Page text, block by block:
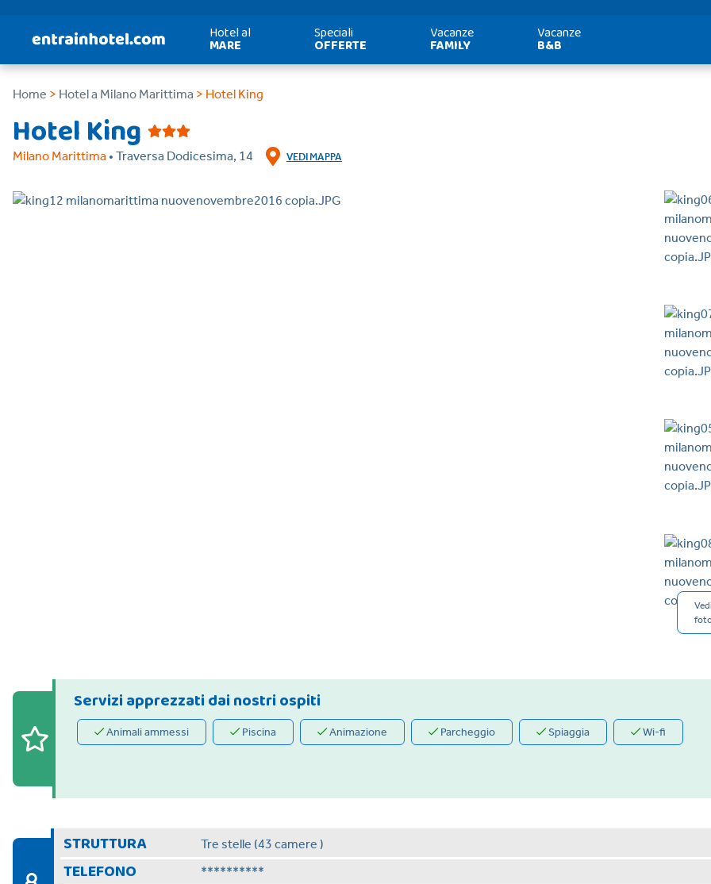
Hotel al
MARE
Speciali
OFFERTE
Vacanze
FAMILY
Vacanze
B&B
Home > Hotel a Milano Marittima > Hotel King
Hotel King
Milano Marittima • Traversa Dodicesima, 14 VEDI MAPPA
Servizi apprezzati dai nostri ospiti
Animali ammessi Piscina Animazione Parcheggio Spiaggia Wi-fi
STRUTTURA Tre stelle (43 camere )
TELEFONO **********